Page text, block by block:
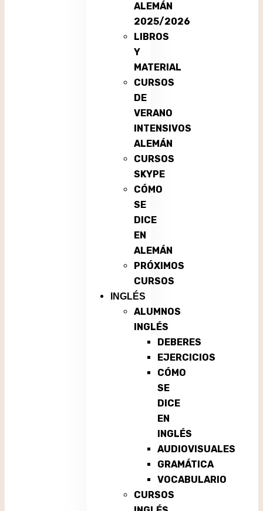
ALEMÁN
2025/2026
LIBROS
Y
MATERIAL
CURSOS
DE
VERANO
INTENSIVOS
ALEMÁN
CURSOS
SKYPE
CÓMO
SE
DICE
EN
ALEMÁN
PRÓXIMOS
CURSOS
INGLÉS
ALUMNOS
INGLÉS
DEBERES
EJERCICIOS
CÓMO
SE
DICE
EN
INGLÉS
AUDIOVISUALES
GRAMÁTICA
VOCABULARIO
CURSOS